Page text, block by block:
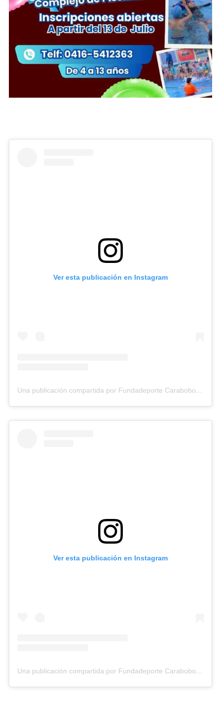
Ver esta publicación en Instagram
Una publicación compartida por Fundadeporte Carabobo (@fundadeporte)
Ver esta publicación en Instagram
Una publicación compartida por Fundadeporte Carabobo (@fundadeporte)